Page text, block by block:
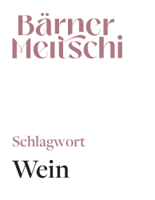
Schlagwort
Wein